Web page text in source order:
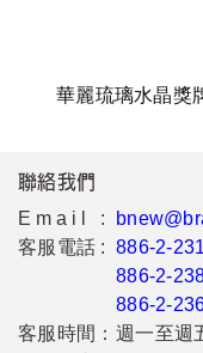
華麗琉璃水晶獎
聯絡我們
Email :
客服電話 : 886-2-
886-2-
886-2-
客服時間： 週一至週